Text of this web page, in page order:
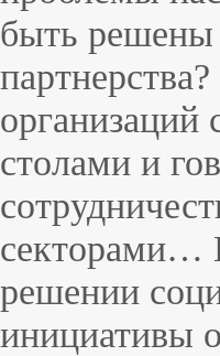
быть решены
организаций
столами и
секторами…
решении
инициативы